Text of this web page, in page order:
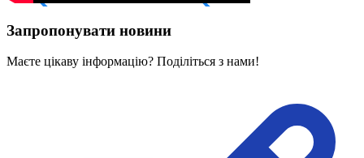
Корисні інформаційні матеріали від Т. Ломакіної
Керівництво УТОГ
Всеукраїнська Рада ветеранів УТОГ
Всеукраїнська Рада перекладачів жестової
Запропонувати новини
Маєте цікаву інформацію? Поділіться з нами!